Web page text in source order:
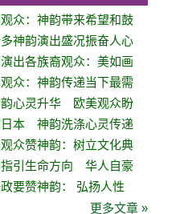
众：神韵带来希望和鼓
神韵演出盛况振奋人心
出各族裔观众：美如画
观众：神韵传递当下最需
心灵升华 欧美观众盼
本 神韵洗涤心灵传递
众赞神韵：树立文化典
引生命方向 华人自豪
要赞神韵： 弘扬人性
更多文章 »